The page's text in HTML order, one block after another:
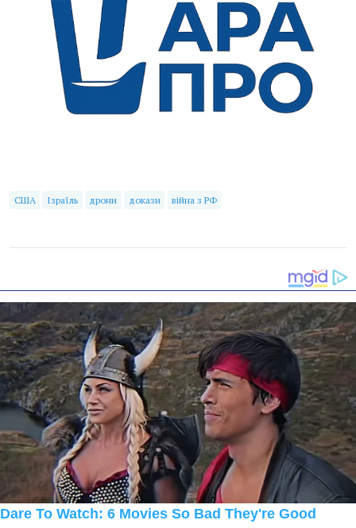
США Ізраїль дрони докази війна з РФ